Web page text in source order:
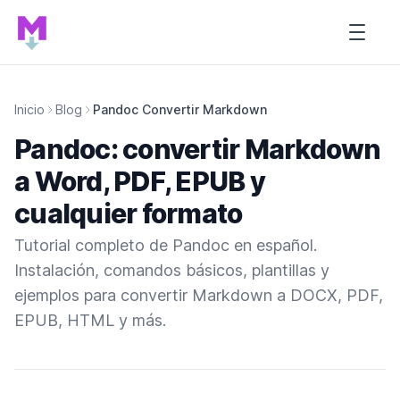
Inicio de Tutorial MARDOWN
Open
Inicio Blog Pandoc Convertir Markdown
Pandoc: convertir Markdown
a Word, PDF, EPUB y
cualquier formato
Tutorial completo de Pandoc en español.
Instalación, comandos básicos, plantillas y
ejemplos para convertir Markdown a DOCX, PDF,
EPUB, HTML y más.